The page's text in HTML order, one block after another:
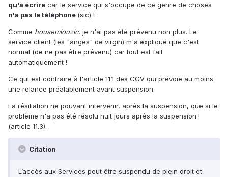
qu'à écrire car le service qui s'occupe de ce genre de choses
n'a pas le téléphone (sic) !
Comme housemiouzic, je n'ai pas été prévenu non plus. Le
service client (les "anges" de virgin) m'a expliqué que c'est
normal (de ne pas être prévenu) car tout est fait
automatiquement !
Ce qui est contraire à l'article 11.1 des CGV qui prévoie au moins
une relance préalablement avant suspension.
La résiliation ne pouvant intervenir, après la suspension, que si le
problème n'a pas été résolu huit jours après la suspension !
(article 11.3).
Citation
L’accès aux Services peut être suspendu de plein droit et